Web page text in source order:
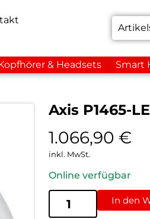
& Headsets Smart
Axis P1465-
1.066,90 €
inkl. MwSt.
Online verfügbar
In den